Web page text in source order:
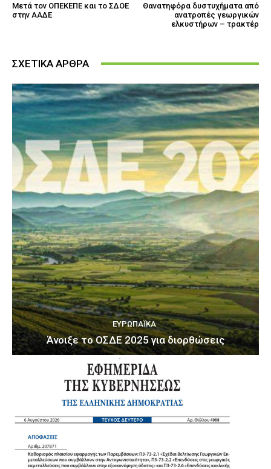
Μετά τον ΟΠΕΚΕΠΕ και το ΣΔΟΕ
στην ΑΑΔΕ
Θανατηφόρα δυστυχήματα από
ανατροπές γεωργικών
ελκυστήρων – τρακτέρ
ΣΧΕΤΙΚΑ ΑΡΘΡΑ
ΕΥΡΩΠΑΪΚΆ
Άνοιξε το ΟΣΔΕ 2025 για διορθώσεις